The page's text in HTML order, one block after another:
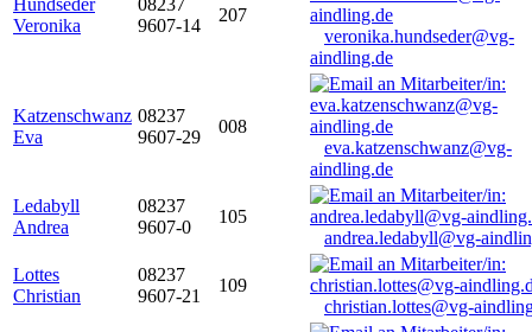
Hundseder
Veronika
08237
9607-14
207
veronika.hundseder@vg-
aindling.de
Katzenschwanz
Eva
08237
9607-29
008
eva.katzenschwanz@vg-
aindling.de
Ledabyll
Andrea
08237
9607-0
105
andrea.ledabyll@vg-
Lottes
Christian
08237
9607-21
109
christian.lottes@vg-